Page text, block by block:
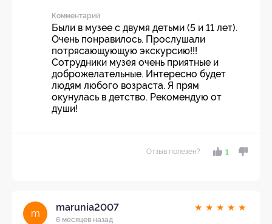
Комментарий
Были в музее с двумя детьми (5 и 11 лет).
Очень понравилось. Прослушали
потрясающующую экскурсию!!!
Сотрудники музея очень приятные и
доброжелательные. Интересно будет
людям любого возраста. Я прям
окунулась в детство. Рекомендую от
души!
Отзыв полезен? 1
m
marunia2007
6 месяцев назад
★ ★ ★ ★ ★